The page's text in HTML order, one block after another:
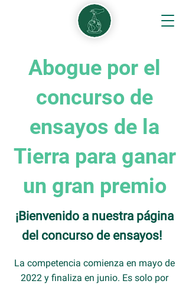
Abogue por el
concurso de
ensayos de la
Tierra para ganar
un gran premio
¡Bienvenido a nuestra página
del concurso de ensayos!
La competencia comienza en mayo de
2022 y finaliza en junio. Es solo por